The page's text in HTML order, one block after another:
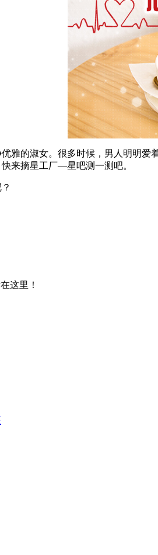
雅的淑女。很多时候，男人明明
来摘星工厂—星吧测一测吧。
这里！